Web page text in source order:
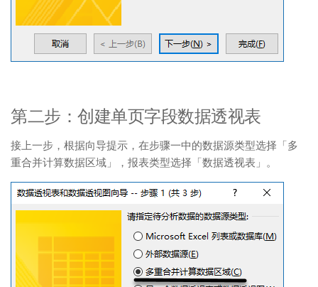
第二步：创建单页字段数据透视表
接上一步，根据向导提示，在步骤一中的数据源类型选择「多
重合并计算数据区域」，报表类型选择「数据透视表」。